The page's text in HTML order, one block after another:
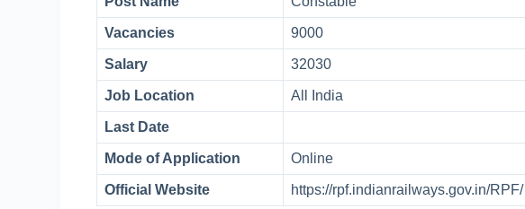
Vacancies 9000
Salary 32030
Job Location All India
Last Date
Mode of Application Online
Official Website https://rpf.indianrailways.gov.in/RPF/